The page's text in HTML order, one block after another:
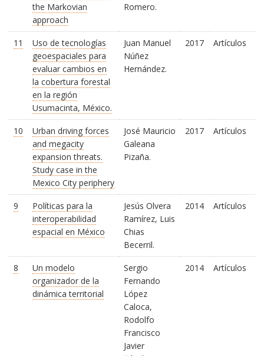
the Markovian
approach
Romero.
11
Uso de tecnologías
geoespaciales para
evaluar cambios en
la cobertura forestal
en la región
Usumacinta, México.
Juan Manuel
Núñez
Hernández.
2017 Artículos
10
Urban driving forces
and megacity
expansion threats.
Study case in the
Mexico City periphery
José Mauricio
Galeana
Pizaña.
2017 Artículos
9
Políticas para la
interoperabilidad
espacial en México
Jesús Olvera
Ramírez, Luis
Chias
Becerril.
2014 Artículos
8
Un modelo
organizador de la
dinámica territorial
Sergio
Fernando
López
Caloca,
Rodolfo
Francisco
Javier
2014 Artículos